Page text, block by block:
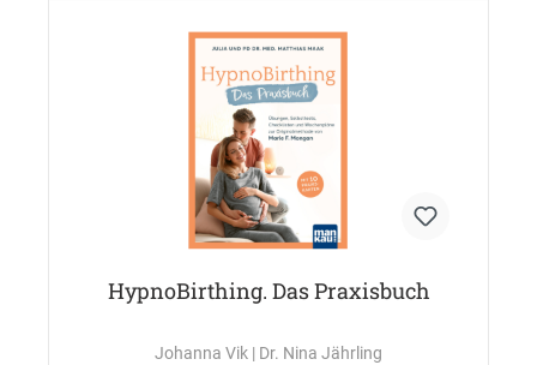
HypnoBirthing. Das Praxisbuch
Johanna Vik | Dr. Nina Jährling